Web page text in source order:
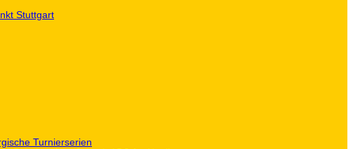
Stuttgart
Turnierserien